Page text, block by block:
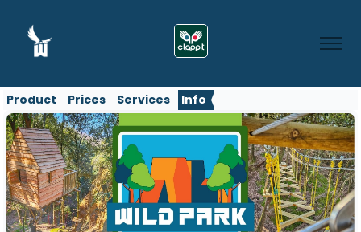
Product Prices Services Info